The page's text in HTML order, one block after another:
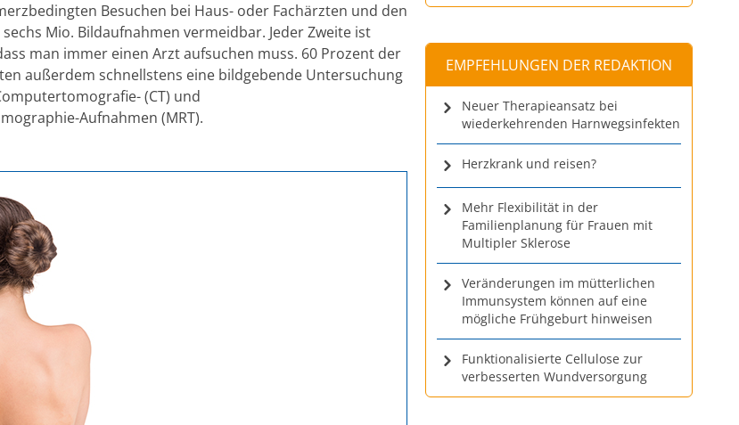
Besuchen bei Haus- oder Fachärzten und den
Mio. Bildaufnahmen vermeidbar. Jeder Zweite ist
man immer einen Arzt aufsuchen muss. 60 Prozent der
außerdem schnellstens eine bildgebende Untersuchung
(CT) und
Aufnahmen (MRT).
EMPFEHLUNGEN DER REDAKTION
Neuer Therapieansatz bei
wiederkehrenden Harnwegsinfekten
Herzkrank und reisen?
Mehr Flexibilität in der
Familienplanung für Frauen mit
Multipler Sklerose
Veränderungen im mütterlichen
Immunsystem können auf eine
mögliche Frühgeburt hinweisen
Funktionalisierte Cellulose zur
verbesserten Wundversorgung